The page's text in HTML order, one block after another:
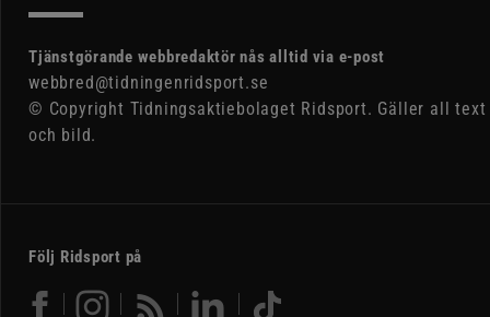
Tjänstgörande webbredaktör nås alltid via e-post
webbred@tidningenridsport.se
© Copyright Tidningsaktiebolaget Ridsport. Gäller all text
och bild.
Följ Ridsport på